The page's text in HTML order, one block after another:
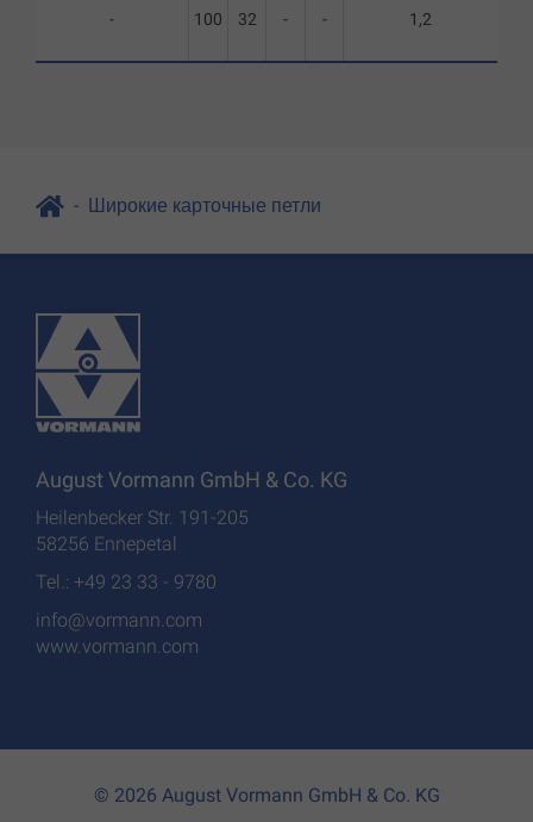
- 100 32 - - 1,2
Широкие карточные петли
August Vormann GmbH & Co. KG
Heilenbecker Str. 191-205
58256 Ennepetal
Tel.: +49 23 33 - 9780
info@vormann.com
www.vormann.com
© 2026 August Vormann GmbH & Co. KG